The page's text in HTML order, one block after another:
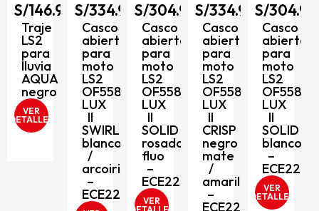
S/146.90
Traje
LS2
para
lluvia
AQUA
negro
VER
DETALLES
S/334.90
Casco
abierto
para
moto
LS2
OF558
LUX
II
SWIRL
blanco
/
arcoiris
–
ECE2206
S/304.90
Casco
abierto
para
moto
LS2
OF558
LUX
II
SOLID
rosado
fluo
–
ECE2206
VER
S/334.90
Casco
abierto
para
moto
LS2
OF558
LUX
II
CRISP
negro
mate
/
amarillo
–
ECE2206
S/304.90
Casco
abierto
para
moto
LS2
OF558
LUX
II
SOLID
blanco
–
ECE2206
VER
DETALLES